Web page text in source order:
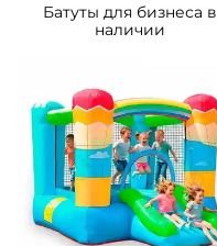
Батуты для бизнеса в
наличии